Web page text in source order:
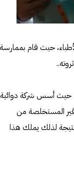
حيث قام بممارسة
حيث أسس شركة دوائية
المستخلصة من
لذلك يملك هذا